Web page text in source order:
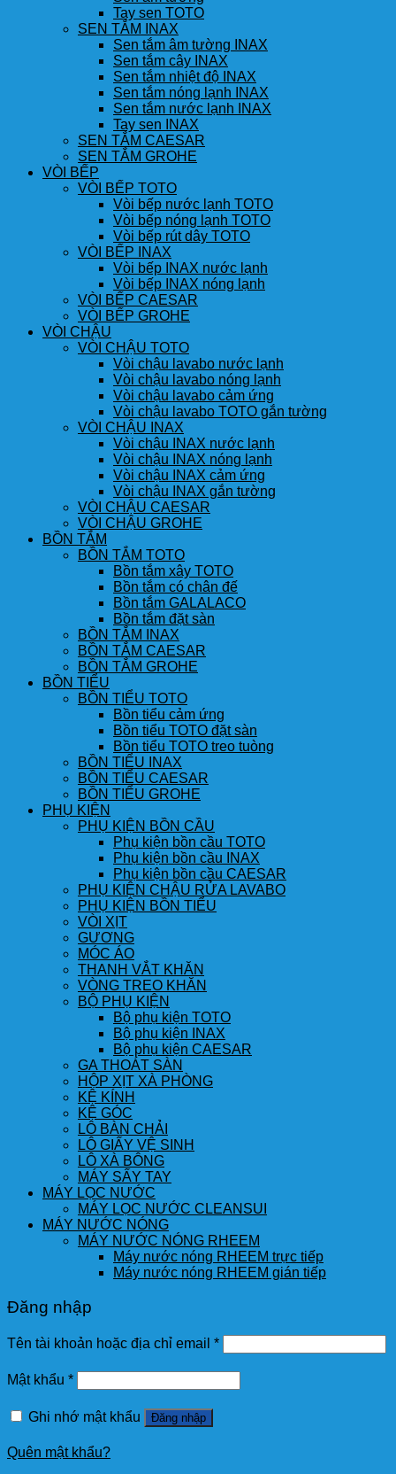
Tay sen TOTO
SEN TẮM INAX
Sen tắm âm tường INAX
Sen tắm cây INAX
Sen tắm nhiệt độ INAX
Sen tắm nóng lạnh INAX
Sen tắm nước lạnh INAX
Tay sen INAX
SEN TẮM CAESAR
SEN TẮM GROHE
VÒI BẾP
VÒI BẾP TOTO
Vòi bếp nước lạnh TOTO
Vòi bếp nóng lạnh TOTO
Vòi bếp rút dây TOTO
VÒI BẾP INAX
Vòi bếp INAX nước lạnh
Vòi bếp INAX nóng lạnh
VÒI BẾP CAESAR
VÒI BẾP GROHE
VÒI CHẬU
VÒI CHẬU TOTO
Vòi chậu lavabo nước lạnh
Vòi chậu lavabo nóng lạnh
Vòi chậu lavabo cảm ứng
Vòi chậu lavabo TOTO gắn tường
VÒI CHẬU INAX
Vòi chậu INAX nước lạnh
Vòi chậu INAX nóng lạnh
Vòi chậu INAX cảm ứng
Vòi chậu INAX gắn tường
VÒI CHẬU CAESAR
VÒI CHẬU GROHE
BỒN TẮM
BỒN TẮM TOTO
Bồn tắm xây TOTO
Bồn tắm có chân đế
Bồn tắm GALALACO
Bồn tắm đặt sàn
BỒN TẮM INAX
BỒN TẮM CAESAR
BỒN TẮM GROHE
BỒN TIỂU
BỒN TIỂU TOTO
Bồn tiểu cảm ứng
Bồn tiểu TOTO đặt sàn
Bồn tiểu TOTO treo tuòng
BỒN TIỂU INAX
BỒN TIỂU CAESAR
BỒN TIỂU GROHE
PHỤ KIỆN
PHỤ KIỆN BỒN CẦU
Phụ kiện bồn cầu TOTO
Phụ kiện bồn cầu INAX
Phụ kiện bồn cầu CAESAR
PHỤ KIỆN CHẬU RỬA LAVABO
PHỤ KIỆN BỒN TIỂU
VÒI XỊT
GƯƠNG
MÓC ÁO
THANH VẮT KHĂN
VÒNG TREO KHĂN
BỘ PHỤ KIỆN
Bộ phụ kiện TOTO
Bộ phụ kiện INAX
Bộ phụ kiện CAESAR
GA THOÁT SÀN
HỘP XỊT XÀ PHÒNG
KỆ KÍNH
KỆ GÓC
LÔ BÀN CHẢI
LÔ GIẤY VỆ SINH
LÔ XÀ BÔNG
MÁY SẤY TAY
MÁY LỌC NƯỚC
MÁY LỌC NƯỚC CLEANSUI
MÁY NƯỚC NÓNG
MÁY NƯỚC NÓNG RHEEM
Máy nước nóng RHEEM trực tiếp
Máy nước nóng RHEEM gián tiếp
Đăng nhập
Tên tài khoản hoặc địa chỉ email *
Mật khẩu *
Ghi nhớ mật khẩu Đăng nhập
Quên mật khẩu?